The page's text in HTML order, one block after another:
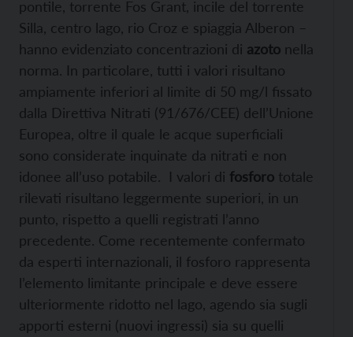
pontile, torrente Fos Grant, incile del torrente
Silla, centro lago, rio Croz e spiaggia Alberon –
hanno evidenziato concentrazioni di azoto nella
norma. In particolare, tutti i valori risultano
ampiamente inferiori al limite di 50 mg/l fissato
dalla Direttiva Nitrati (91/676/CEE) dell’Unione
Europea, oltre il quale le acque superficiali
sono considerate inquinate da nitrati e non
idonee all’uso potabile. I valori di fosforo totale
rilevati risultano leggermente superiori, in un
punto, rispetto a quelli registrati l’anno
precedente. Come recentemente confermato
da esperti internazionali, il fosforo rappresenta
l’elemento limitante principale e deve essere
ulteriormente ridotto nel lago, agendo sia sugli
apporti esterni (nuovi ingressi) sia su quelli